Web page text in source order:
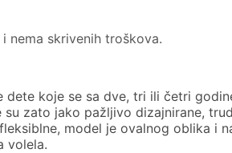
nema skrivenih troškova.
dete koje se sa dve, tri ili četri
su zato jako pažljivo dizajnirane,
model je ovalnog oblika i
volela.